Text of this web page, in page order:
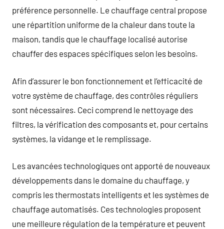
préférence personnelle. Le chauffage central propose
une répartition uniforme de la chaleur dans toute la
maison, tandis que le chauffage localisé autorise
chauffer des espaces spécifiques selon les besoins.
Afin d’assurer le bon fonctionnement et l’efficacité de
votre système de chauffage, des contrôles réguliers
sont nécessaires. Ceci comprend le nettoyage des
filtres, la vérification des composants et, pour certains
systèmes, la vidange et le remplissage.
Les avancées technologiques ont apporté de nouveaux
développements dans le domaine du chauffage, y
compris les thermostats intelligents et les systèmes de
chauffage automatisés. Ces technologies proposent
une meilleure régulation de la température et peuvent